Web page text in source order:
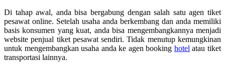
Di tahap awal, anda bisa bergabung dengan salah satu agen tiket
pesawat online. Setelah usaha anda berkembang dan anda memiliki
basis konsumen yang kuat, anda bisa mengembangkannya menjadi
website penjual tiket pesawat sendiri. Tidak menutup kemungkinan
untuk mengembangkan usaha anda ke agen booking hotel atau tiket
transportasi lainnya.